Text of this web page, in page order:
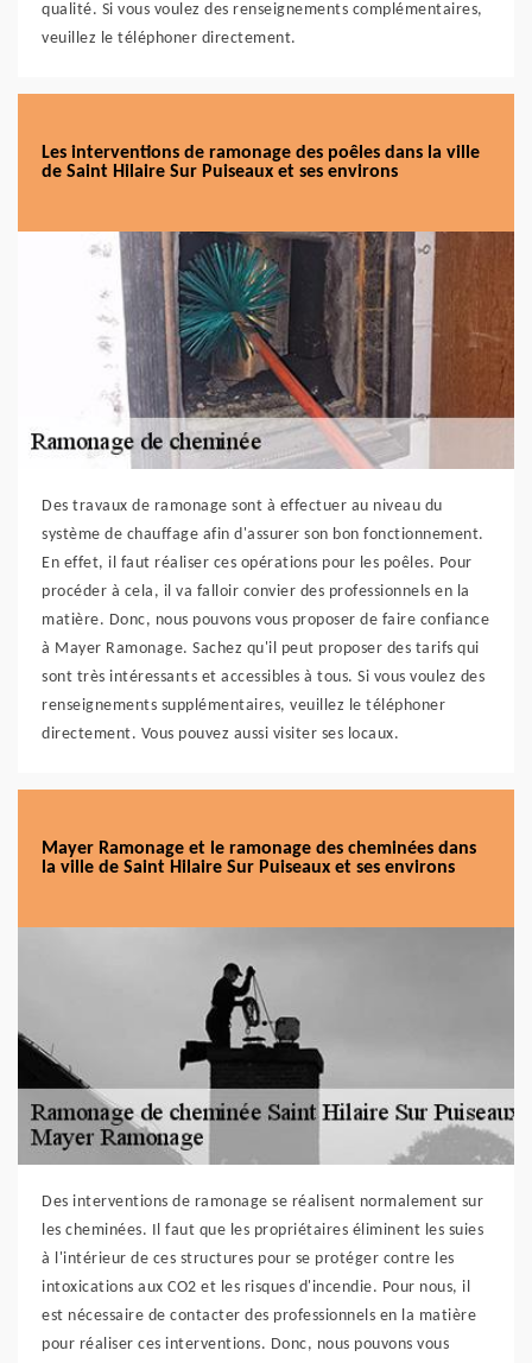
qualité. Si vous voulez des renseignements complémentaires,
veuillez le téléphoner directement.
Les interventions de ramonage des poêles dans la ville
de Saint Hilaire Sur Puiseaux et ses environs
Des travaux de ramonage sont à effectuer au niveau du
système de chauffage afin d'assurer son bon fonctionnement.
En effet, il faut réaliser ces opérations pour les poêles. Pour
procéder à cela, il va falloir convier des professionnels en la
matière. Donc, nous pouvons vous proposer de faire confiance
à Mayer Ramonage. Sachez qu'il peut proposer des tarifs qui
sont très intéressants et accessibles à tous. Si vous voulez des
renseignements supplémentaires, veuillez le téléphoner
directement. Vous pouvez aussi visiter ses locaux.
Mayer Ramonage et le ramonage des cheminées dans
la ville de Saint Hilaire Sur Puiseaux et ses environs
Des interventions de ramonage se réalisent normalement sur
les cheminées. Il faut que les propriétaires éliminent les suies
à l'intérieur de ces structures pour se protéger contre les
intoxications aux CO2 et les risques d'incendie. Pour nous, il
est nécessaire de contacter des professionnels en la matière
pour réaliser ces interventions. Donc, nous pouvons vous